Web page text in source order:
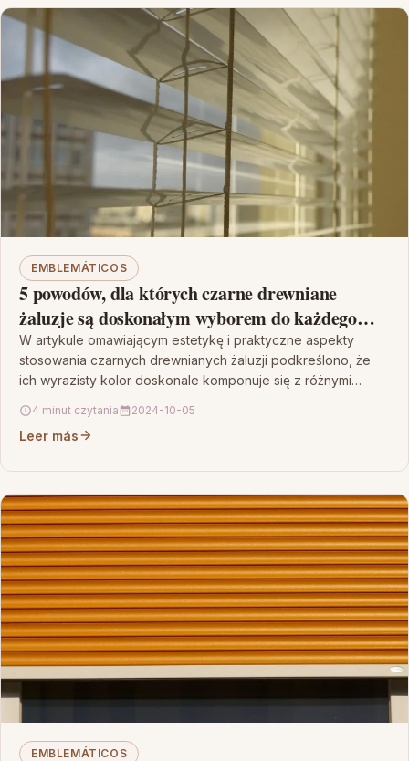
EMBLEMÁTICOS
5 powodów, dla których czarne drewniane
żaluzje są doskonałym wyborem do każdego
wnętrza
W artykule omawiającym estetykę i praktyczne aspekty
stosowania czarnych drewnianych żaluzji podkreślono, że
ich wyrazisty kolor doskonale komponuje się z różnymi
4 minut czytania 2024-10-05
Leer más
EMBLEMÁTICOS